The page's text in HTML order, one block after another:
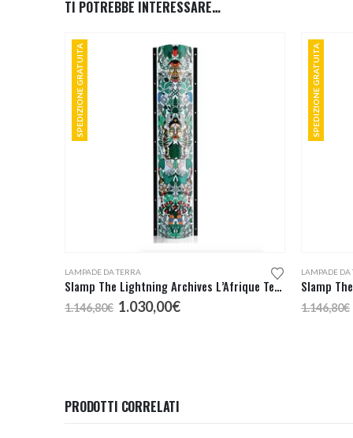
TI POTREBBE INTERESSARE…
SPEDIZIONE GRATUITA
LAMPADE DA TERRA
Slamp The Lightning Archives L’Afrique Terra
1.146,80€ Il
prezzo
1.030,00€Il
SPEDIZIONE GRATUITA
LAMPADE DA
1.146,80€
PRODOTTI CORRELATI